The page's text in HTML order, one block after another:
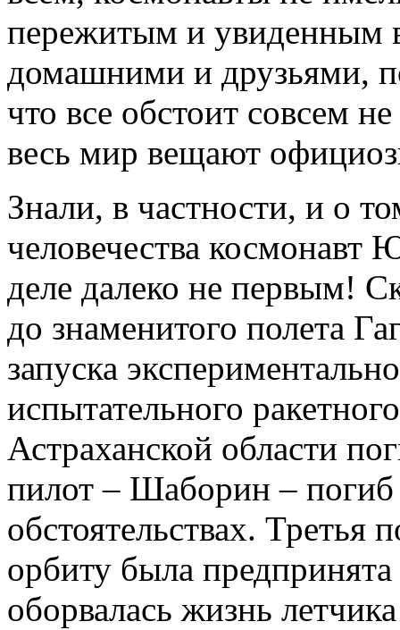
пережитым и увиденным
домашними и друзьями,
что все обстоит совсем
весь мир вещают
Знали, в частности, и о
человечества
деле далеко не первым!
до знаменитого полета
запуска
испытательного
Астраханской области
пилот – Шаборин –
обстоятельствах. Третья
орбиту была
оборвалась жизнь